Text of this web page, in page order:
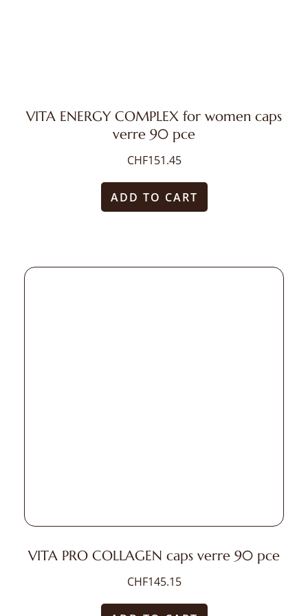
VITA ENERGY COMPLEX for women caps
verre 90 pce
CHF151.45
ADD TO CART
VITA PRO COLLAGEN caps verre 90 pce
CHF145.15